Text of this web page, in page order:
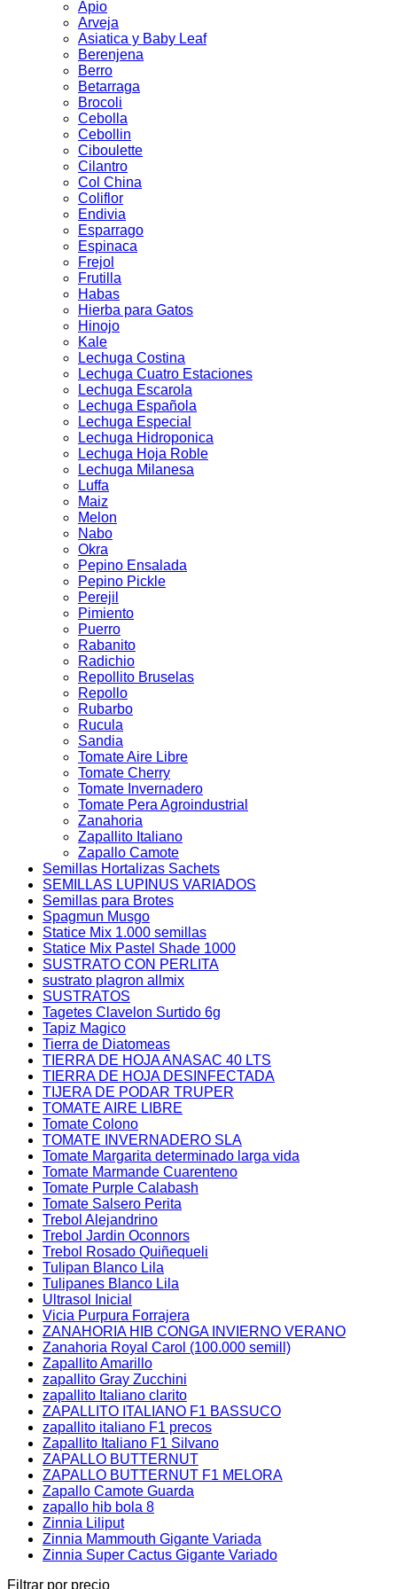
Apio
Arveja
Asiatica y Baby Leaf
Berenjena
Berro
Betarraga
Brocoli
Cebolla
Cebollin
Ciboulette
Cilantro
Col China
Coliflor
Endivia
Esparrago
Espinaca
Frejol
Frutilla
Habas
Hierba para Gatos
Hinojo
Kale
Lechuga Costina
Lechuga Cuatro Estaciones
Lechuga Escarola
Lechuga Española
Lechuga Especial
Lechuga Hidroponica
Lechuga Hoja Roble
Lechuga Milanesa
Luffa
Maiz
Melon
Nabo
Okra
Pepino Ensalada
Pepino Pickle
Perejil
Pimiento
Puerro
Rabanito
Radichio
Repollito Bruselas
Repollo
Rubarbo
Rucula
Sandia
Tomate Aire Libre
Tomate Cherry
Tomate Invernadero
Tomate Pera Agroindustrial
Zanahoria
Zapallito Italiano
Zapallo Camote
Semillas Hortalizas Sachets
SEMILLAS LUPINUS VARIADOS
Semillas para Brotes
Spagmun Musgo
Statice Mix 1.000 semillas
Statice Mix Pastel Shade 1000
SUSTRATO CON PERLITA
sustrato plagron allmix
SUSTRATOS
Tagetes Clavelon Surtido 6g
Tapiz Magico
Tierra de Diatomeas
TIERRA DE HOJA ANASAC 40 LTS
TIERRA DE HOJA DESINFECTADA
TIJERA DE PODAR TRUPER
TOMATE AIRE LIBRE
Tomate Colono
TOMATE INVERNADERO SLA
Tomate Margarita determinado larga vida
Tomate Marmande Cuarenteno
Tomate Purple Calabash
Tomate Salsero Perita
Trebol Alejandrino
Trebol Jardin Oconnors
Trebol Rosado Quiñequeli
Tulipan Blanco Lila
Tulipanes Blanco Lila
Ultrasol Inicial
Vicia Purpura Forrajera
ZANAHORIA HIB CONGA INVIERNO VERANO
Zanahoria Royal Carol (100.000 semill)
Zapallito Amarillo
zapallito Gray Zucchini
zapallito Italiano clarito
ZAPALLITO ITALIANO F1 BASSUCO
zapallito italiano F1 precos
Zapallito Italiano F1 Silvano
ZAPALLO BUTTERNUT
ZAPALLO BUTTERNUT F1 MELORA
Zapallo Camote Guarda
zapallo hib bola 8
Zinnia Liliput
Zinnia Mammouth Gigante Variada
Zinnia Super Cactus Gigante Variado
Filtrar por precio